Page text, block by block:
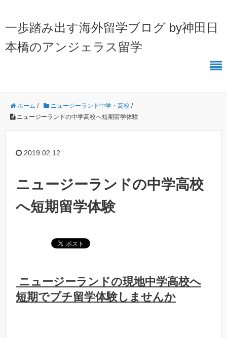
一歩踏み出す海外留学ブログ by神田日
本橋のアンジェラス留学
ホーム / ニュージーランド中学・高校 /
ニュージーランドの中学高校へ短期留学体験
2019.02.12
ニュージーランドの中学高校
へ短期留学体験
ニュージーランドの現地中学高校へ
短期でプチ留学体験しませんか